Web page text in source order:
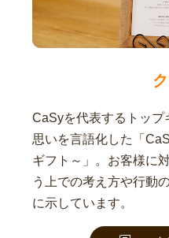
CaSyを代表するトッ
思いを言語化した「
ギフト～」。お客様に
う上での考え方や行動
に示しています。